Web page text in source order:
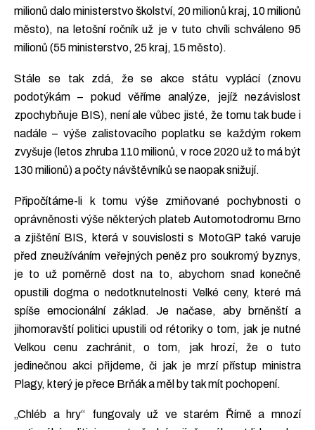
milionů dalo ministerstvo školství, 20 milionů kraj, 10 milionů
město), na letošní ročník už je v tuto chvíli schváleno 95
milionů (55 ministerstvo, 25 kraj, 15 město).
Stále se tak zdá, že se akce státu vyplácí (znovu
podotýkám – pokud věříme analýze, jejíž nezávislost
zpochybňuje BIS), není ale vůbec jisté, že tomu tak bude i
nadále – výše zalistovacího poplatku se každým rokem
zvyšuje (letos zhruba 110 milionů, v roce 2020 už to má být
130 milionů) a počty návštěvníků se naopak snižují.
Připočítáme-li k tomu výše zmiňované pochybnosti o
oprávněnosti výše některých plateb Automotodromu Brno
a zjištění BIS, která v souvislosti s MotoGP také varuje
před zneužíváním veřejných peněz pro soukromý byznys,
je to už poměrně dost na to, abychom snad konečně
opustili dogma o nedotknutelnosti Velké ceny, které má
spíše emocionální základ. Je načase, aby brněnští a
jihomoravští politici upustili od rétoriky o tom, jak je nutné
Velkou cenu zachránit, o tom, jak hrozí, že o tuto
jedinečnou akci přijdeme, či jak je mrzí přístup ministra
Plagy, který je přece Brňák a měl by tak mít pochopení.
„Chléb a hry“ fungovaly už ve starém Římě a mnozí